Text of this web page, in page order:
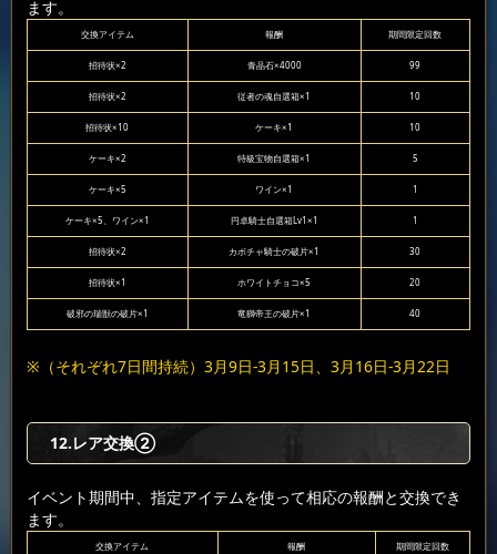
ます。
交換アイテム 報酬 期間限定回数
招待状×2 青晶石×4000 99
招待状×2 従者の魂自選箱×1 10
招待状×10 ケーキ×1 10
ケーキ×2 特級宝物自選箱×1 5
ケーキ×5 ワイン×1 1
ケーキ×5、ワイン×1 円卓騎士自選箱Lv1×1 1
招待状×2 カボチャ騎士の破片×1 30
招待状×1 ホワイトチョコ×5 20
破邪の瑞獣の破片×1 竜獅帝王の破片×1 40
※（それぞれ7日間持続）3月9日-3月15日、3月16日-3月22日
12.レア交換②
イベント期間中、指定アイテムを使って相応の報酬と交換でき
ます。
交換アイテム 報酬 期間限定回数